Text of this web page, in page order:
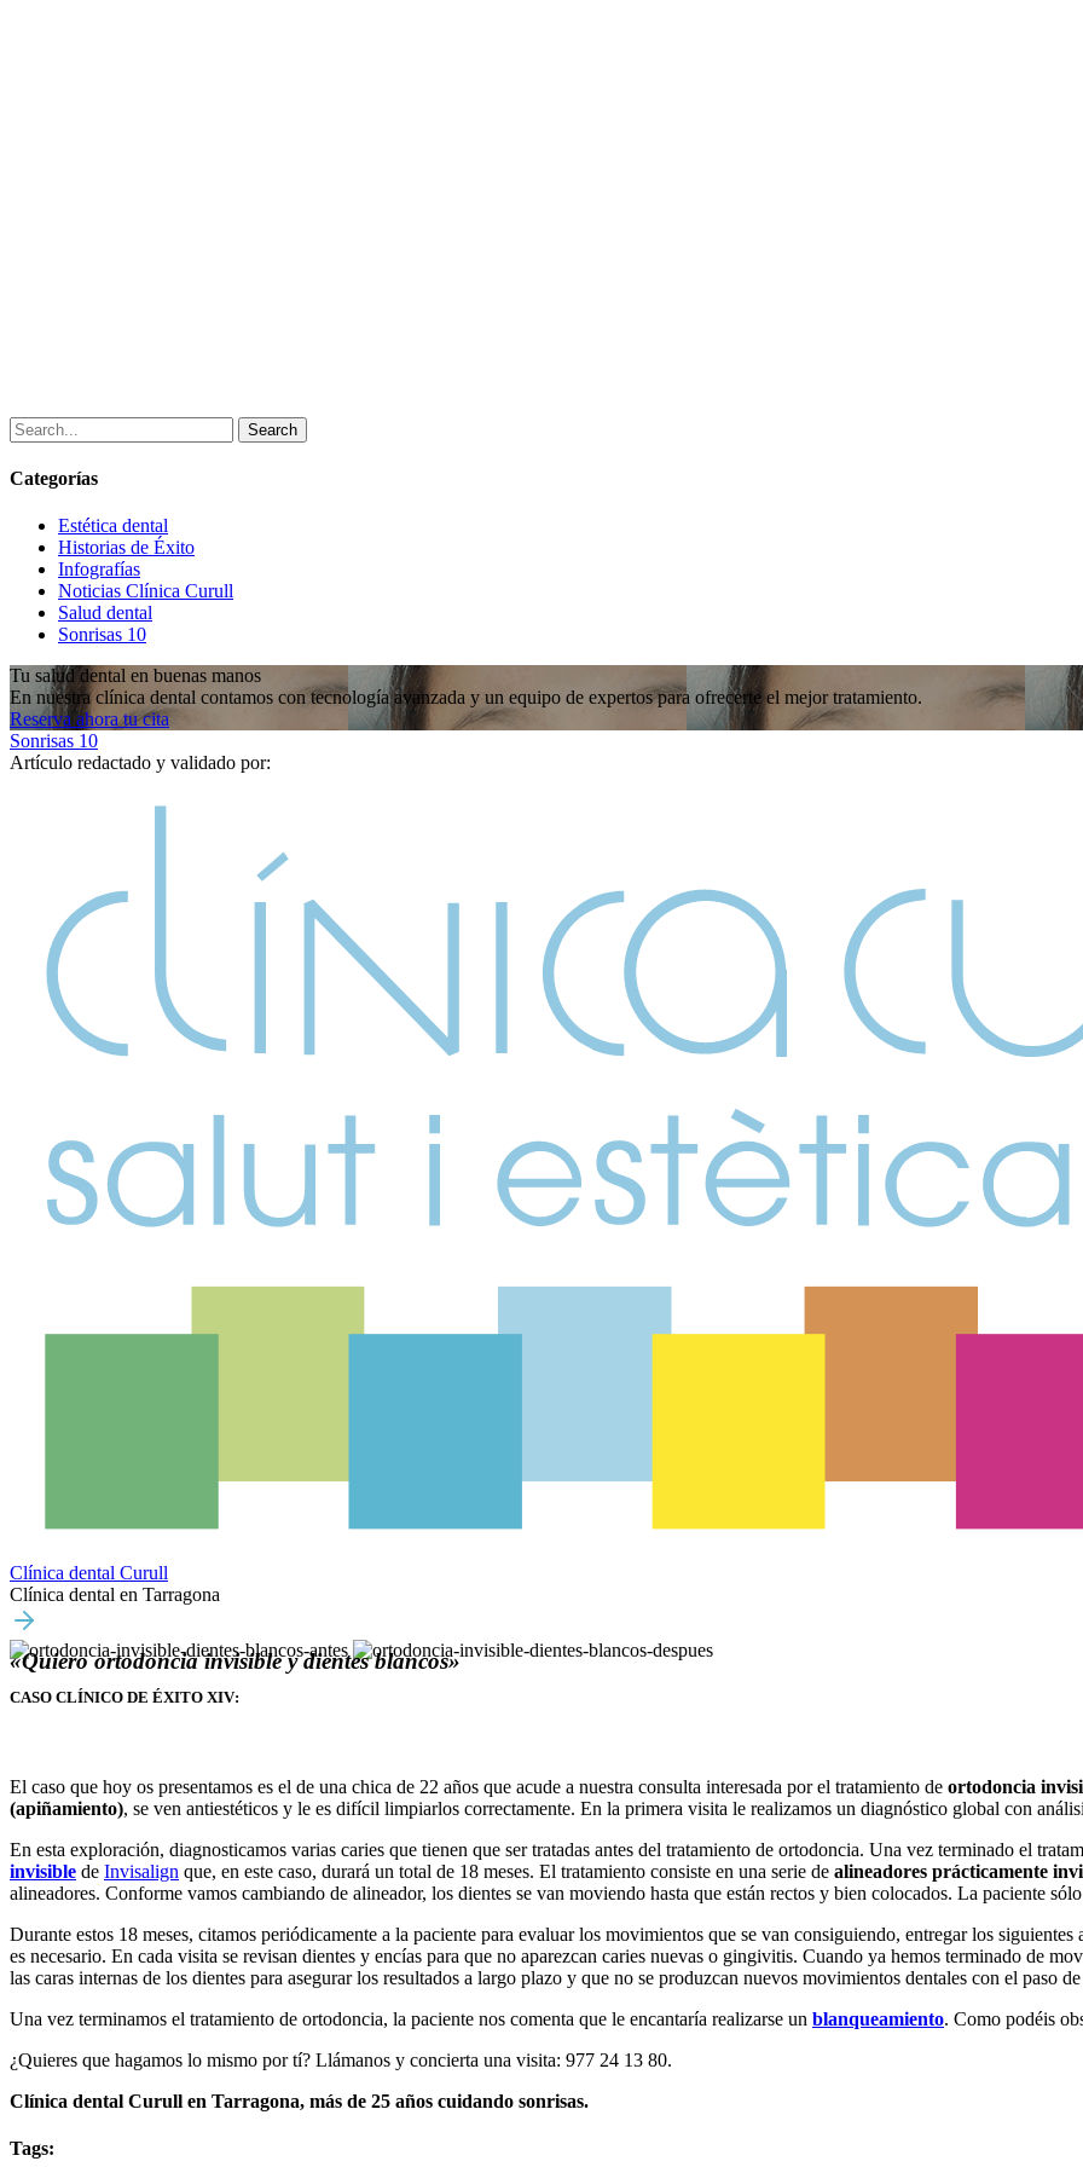
Search
Categorías
Estética dental
Historias de Éxito
Infografías
Noticias Clínica Curull
Salud dental
Sonrisas 10
Tu salud dental en buenas manos
En nuestra clínica dental contamos con tecnología avanzada y un equipo de expertos para ofrecerte el mejor tratamiento.
Reserva ahora tu cita
Sonrisas 10
Artículo redactado y validado por:
Clínica dental Curull
Clínica dental en Tarragona
«Quiero ortodoncia invisible y dientes blancos»
CASO CLÍNICO DE ÉXITO XIV:
El caso que hoy os presentamos es el de una chica de 22 años que acude a nuestra consulta interesada por el tratamiento de ortodoncia
(apiñamiento), se ven antiestéticos y le es difícil limpiarlos correctamente. En la primera visita le realizamos un diagnóstico global con
En esta exploración, diagnosticamos varias caries que tienen que ser tratadas antes del tratamiento de ortodoncia. Una vez terminado el
invisible de Invisalign que, en este caso, durará un total de 18 meses. El tratamiento consiste en una serie de alineadores prácticamente
alineadores. Conforme vamos cambiando de alineador, los dientes se van moviendo hasta que están rectos y bien colocados. La paciente
Durante estos 18 meses, citamos periódicamente a la paciente para evaluar los movimientos que se van consiguiendo, entregar los
es necesario. En cada visita se revisan dientes y encías para que no aparezcan caries nuevas o gingivitis. Cuando ya hemos terminado de
las caras internas de los dientes para asegurar los resultados a largo plazo y que no se produzcan nuevos movimientos dentales con el paso
Una vez terminamos el tratamiento de ortodoncia, la paciente nos comenta que le encantaría realizarse un blanqueamiento. Como podéis
¿Quieres que hagamos lo mismo por tí? Llámanos y concierta una visita: 977 24 13 80.
Clínica dental Curull en Tarragona, más de 25 años cuidando sonrisas.
Tags: